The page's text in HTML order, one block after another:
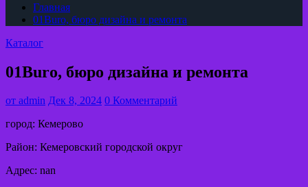
Главная
01Buro, бюро дизайна и ремонта
Каталог
01Buro, бюро дизайна и ремонта
от admin Дек 8, 2024 0 Комментарий
город: Кемерово
Район: Кемеровский городской округ
Адрес: nan